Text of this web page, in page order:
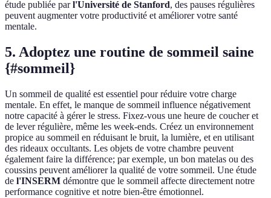
étude publiée parl'Université de Stanford, des pauses régulières
peuvent augmenter votre productivité et améliorer votre santé
mentale.
5. Adoptez une routine de sommeil saine
{#sommeil}
Un sommeil de qualité est essentiel pour réduire votre charge
mentale. En effet, le manque de sommeil influence négativement
notre capacité à gérer le stress. Fixez-vous une heure de coucher et
de lever régulière, même les week-ends. Créez un environnement
propice au sommeil en réduisant le bruit, la lumière, et en utilisant
des rideaux occultants. Les objets de votre chambre peuvent
également faire la différence; par exemple, un bon matelas ou des
coussins peuvent améliorer la qualité de votre sommeil. Une étude
de l'INSERM démontre que le sommeil affecte directement notre
performance cognitive et notre bien-être émotionnel.